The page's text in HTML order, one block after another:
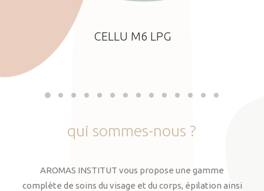
CELLU M6 LPG
qui sommes-nous ?
AROMAS INSTITUT vous propose une gamme
complète de soins du visage et du corps, épilation ainsi